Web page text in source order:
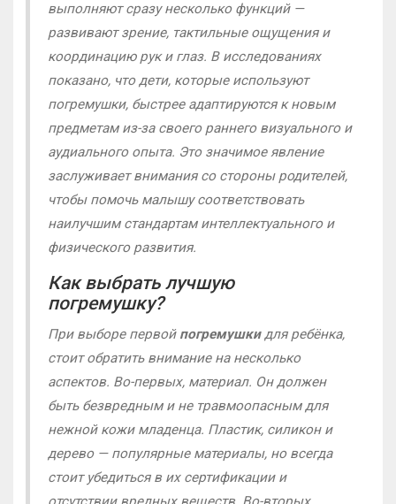
выполняют сразу несколько функций —
развивают зрение, тактильные ощущения и
координацию рук и глаз. В исследованиях
показано, что дети, которые используют
погремушки, быстрее адаптируются к новым
предметам из-за своего раннего визуального и
аудиального опыта. Это значимое явление
заслуживает внимания со стороны родителей,
чтобы помочь малышу соответствовать
наилучшим стандартам интеллектуального и
физического развития.
Как выбрать лучшую
погремушку?
При выборе первой погремушкидля ребёнка,
стоит обратить внимание на несколько
аспектов. Во-первых, материал. Он должен
быть безвредным и не травмоопасным для
нежной кожи младенца. Пластик, силикон и
дерево — популярные материалы, но всегда
стоит убедиться в их сертификации и